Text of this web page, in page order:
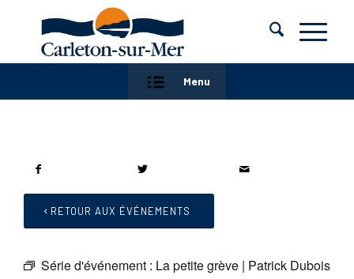
Menu
RETOUR AUX ÉVÉNEMENTS
Série d'événement : La petite grève | Patrick Dubois